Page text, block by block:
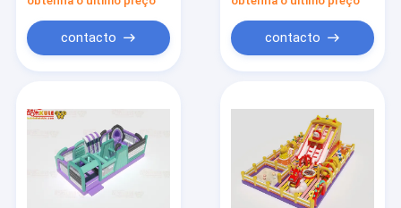
Produtos
Sobre nós
Visita à fábrica
contacto contacto